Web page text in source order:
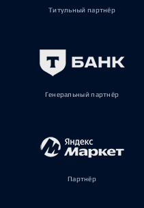
Титульный партнёр
Генеральный партнёр
Партнёр